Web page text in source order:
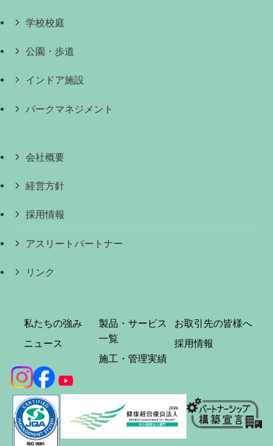
学校校庭
公園・歩道
インドア施設
パークマネジメント
会社概要
経営方針
採用情報
アスリートパートナー
リンク
私たちの強み
ニュース
製品・サービス
一覧
施工・管理実績
お取引先の皆様へ
採用情報